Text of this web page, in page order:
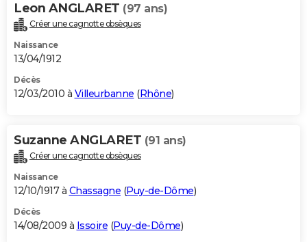
Leon ANGLARET (97 ans)
Créer une cagnotte obsèques
Naissance
13/04/1912
Décès
12/03/2010 à Villeurbanne (Rhône)
Suzanne ANGLARET (91 ans)
Créer une cagnotte obsèques
Naissance
12/10/1917 à Chassagne (Puy-de-Dôme)
Décès
14/08/2009 à Issoire (Puy-de-Dôme)